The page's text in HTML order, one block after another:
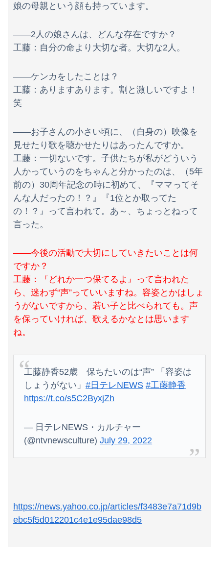
Powered by livedoor 相互RSS
娘の母親という顔も持っています。
――2人の娘さんは、どんな存在ですか？
工藤：自分の命より大切な者。大切な2人。
――ケンカをしたことは？
工藤：ありますあります。割と激しいですよ！
笑
――お子さんの小さい頃に、（自身の）映像を
見せたり歌を聴かせたりはあったんですか。
工藤：一切ないです。子供たちが私がどういう
人かっていうのをちゃんと分かったのは、（5年
前の）30周年記念の時に初めて、『ママってそ
んな人だったの！？』『1位とか取ってた
の！？』って言われて。あ～、ちょっとねって
言った。
――今後の活動で大切にしていきたいことは何
ですか？
工藤：『どれか一つ保てるよ』って言われた
ら、迷わず“声”っていいますね。容姿とかはしょ
うがないですから、若い子と比べられても。声
を保っていければ、歌えるかなとは思います
ね。
工藤静香52歳 保ちたいのは“声” 「容姿は
しょうがない」#日テレNEWS #工藤静香
https://t.co/s5C2ByxjZh
— 日テレNEWS・カルチャー
(@ntvnewsculture)July 29, 2022
https://news.yahoo.co.jp/articles/f3483e7a71d9b
ebc5f5d012201c4e1e95dae98d5